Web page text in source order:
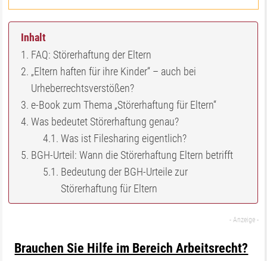
Inhalt
FAQ: Störerhaftung der Eltern
„Eltern haften für ihre Kinder“ – auch bei
Urheberrechtsverstößen?
e-Book zum Thema „Störerhaftung für Eltern“
Was bedeutet Störerhaftung genau?
Was ist Filesharing eigentlich?
BGH-Urteil: Wann die Störerhaftung Eltern betrifft
Bedeutung der BGH-Urteile zur
Störerhaftung für Eltern
Brauchen Sie Hilfe im Bereich Arbeitsrecht?